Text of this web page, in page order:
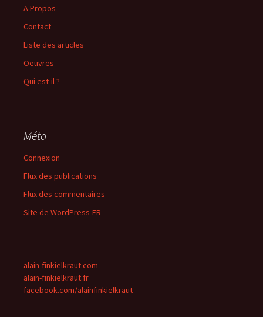
A Propos
Contact
Liste des articles
Oeuvres
Qui est-il ?
Méta
Connexion
Flux des publications
Flux des commentaires
Site de WordPress-FR
alain-finkielkraut.com
alain-finkielkraut.fr
facebook.com/alainfinkielkraut